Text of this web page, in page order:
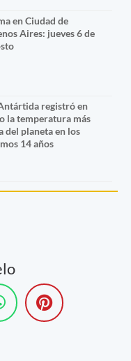
en Ciudad de
Aires: jueves 6 de
registró en
la temperatura más
del planeta en los
14 años